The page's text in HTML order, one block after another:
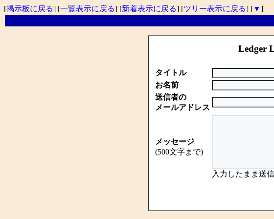
[掲示板に戻る] [一覧表示に戻る] [新着表示に戻る] [ツリー表示に戻る] [▼]
Ledger
タイトル
お名前
送信者の
メールアドレス
メッセージ
(500文字まで)
入力したまま送